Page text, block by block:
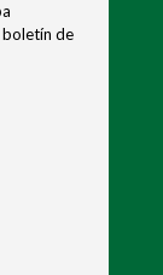
boletín de